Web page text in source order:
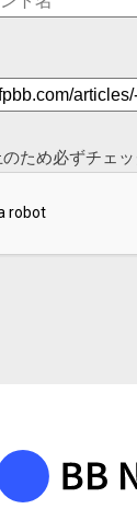
ため必ずチェ